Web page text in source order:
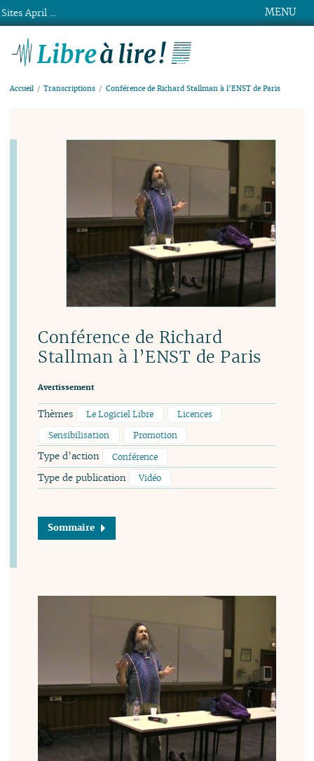
MENU
Accueil Transcriptions Conférence de Richard Stallman à l’ENST de Paris
Conférence de Richard
Stallman à l’ENST de Paris
Avertissement
Thèmes Le Logiciel Libre
Licences
Sensibilisation
Promotion
Type d’action Conférence
Type de publication Vidéo
Sommaire
Sites April ...